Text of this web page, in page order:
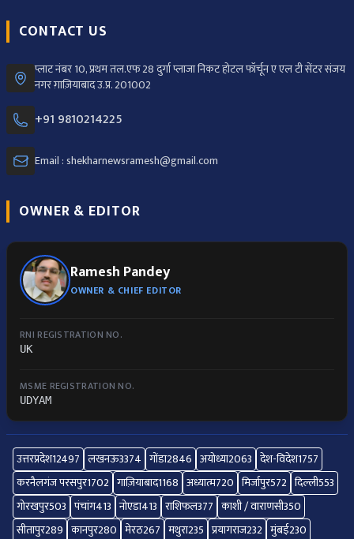
CONTACT US
प्लाट नंबर 10, प्रथम तल.एफ 28 दुर्गा प्लाजा निकट होटल फॉर्चून ए एल टी सेंटर संजय
नगर ग़ाज़ियाबाद उ.प्र. 201002
+91 9810214225
Email : shekharnewsramesh@gmail.com
OWNER & EDITOR
Ramesh Pandey
OWNER & CHIEF EDITOR
RNI REGISTRATION NO.
UK
MSME REGISTRATION NO.
UDYAM
उत्तरप्रदेश12497 लखनऊ3374 गोंडा2846 अयोध्या2063 देश-विदेश1757
करनैलगंज परसपुर1702 गाज़ियाबाद1168 अध्यात्म720 मिर्जापुर572 दिल्ली553
गोरखपुर503 पंचांग413 नोएडा413 राशिफल377 काशी / वाराणसी350
सीतापुर289 कानपुर280 मेरठ267 मथुरा235 प्रयागराज232 मुंबई230